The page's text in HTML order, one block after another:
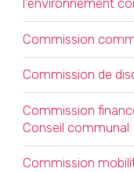
l'environnement
Commission
Commission de
Commission
Conseil communal
Commission